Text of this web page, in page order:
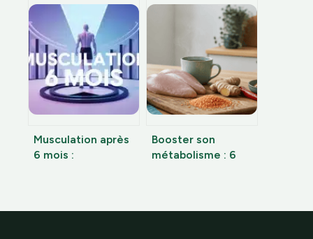
comprendre les
différences et bien
choisir
un mois après
coelioscopie
comment réagir
sereinement
Musculation après
6 mois :
Booster son
métabolisme : 6